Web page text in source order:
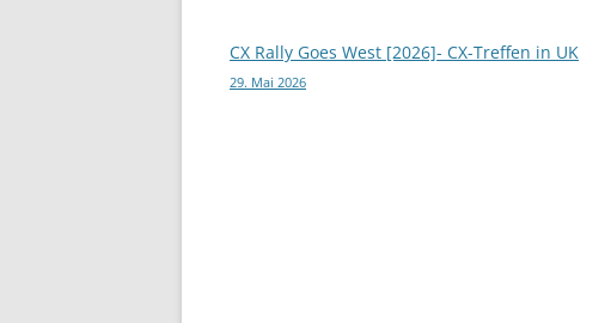
Beitragsnavigation
CX Rally Goes West [2026]- CX-Treffen in UK
29. Mai 2026